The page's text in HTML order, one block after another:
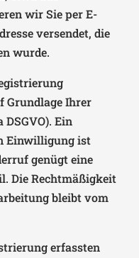
wir Sie per E-
versendet, die
wurde.
Grundlage Ihrer
Ein
Einwilligung ist
genügt eine
Die Rechtmäßigkeit
bleibt vom
erfassten